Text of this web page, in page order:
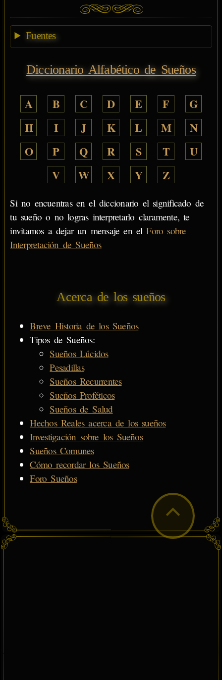
Fuentes
Diccionario Alfabético de Sueños
A B C D E F
G
H
I J K L M
N
O
P Q R S T
U
V
W X Y Z
Si no encuentras en el diccionario el significado de
tu sueño o no logras interpretarlo claramente, te
invitamos a dejar un mensaje en elForo sobre
Interpretación de Sueños
Acerca de los sueños
Breve Historia de los Sueños
Tipos de Sueños:
Sueños Lúcidos
Pesadillas
Sueños Recurrentes
Sueños Proféticos
Sueños de Salud
Hechos Reales acerca de los sueños
Investigación sobre los Sueños
Sueños Comunes
Cómo recordar los Sueños
Foro Sueños